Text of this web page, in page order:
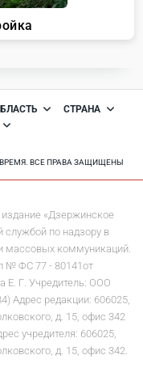
СТРАНА
ВРЕМЯ. ВСЕ ПРАВА ЗАЩИЩЕНЫ
«Дзержинское
службой по надзору в
массовых коммуникаций.
№ ФС 77 - 80141от
Е. Г. Учредитель: ООО
Адрес редакции: 606025,
д. 15, офис 342
учредителя: 606025,
д. 15, офис 342.